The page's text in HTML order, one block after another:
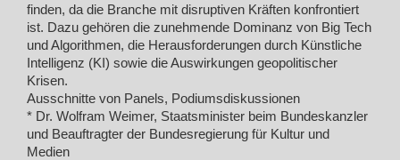
finden, da die Branche mit disruptiven Kräften konfrontiert
ist. Dazu gehören die zunehmende Dominanz von Big Tech
und Algorithmen, die Herausforderungen durch Künstliche
Intelligenz (KI) sowie die Auswirkungen geopolitischer
Krisen.
Ausschnitte von Panels, Podiumsdiskussionen
* Dr. Wolfram Weimer, Staatsminister beim Bundeskanzler
und Beauftragter der Bundesregierung für Kultur und
Medien